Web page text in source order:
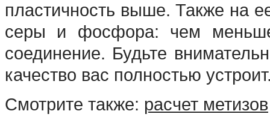
пластичность выше. Также на
серы и фосфора: чем
соединение. Будьте
качество вас полностью
Смотрите также: расчет метизов